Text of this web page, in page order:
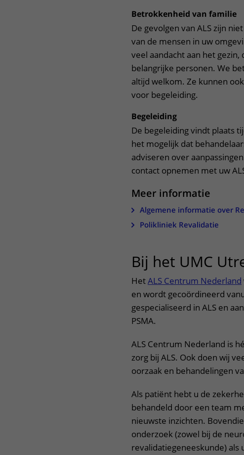
Betrokkenheid van familie
De gevolgen van ALS zijn
van de mensen in uw
veel aandacht aan het
belangrijke personen. We
altijd welkom. Ze kunnen
voor begeleiding.
Begeleiding
De begeleiding vindt plaats
het mogelijk dat
adviseren over
contact opnemen met uw
Meer informatie
Algemene informatie over
Polikliniek Revalidatie
Bij het UMC
HetALS Centrum Nederland
en wordt gecoördineerd
gespecialiseerd in ALS en
PSMA.
ALS Centrum Nederland is
zorg bij ALS. Ook doen wij
oorzaak en behandelingen
Als patiënt hebt u de
behandeld door een team
nieuwste inzichten.
onderzoek (zowel bij de
revalidatiegeneeskunde) als